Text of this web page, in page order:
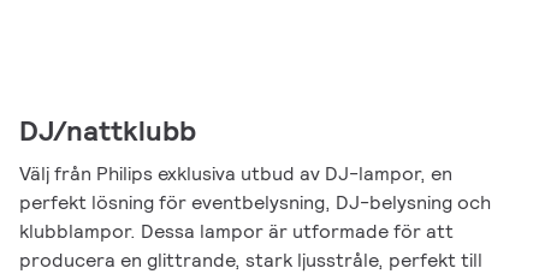
DJ/nattklubb
Välj från Philips exklusiva utbud av DJ-lampor, en
perfekt lösning för eventbelysning, DJ-belysning och
klubblampor. Dessa lampor är utformade för att
producera en glittrande, stark ljusstråle, perfekt till